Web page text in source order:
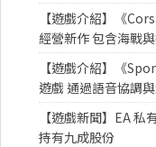
【遊戲介紹】《
經營新作 包含海戰
【遊戲介紹】《
遊戲 通過語音協調
【遊戲新聞】EA
持有九成股份